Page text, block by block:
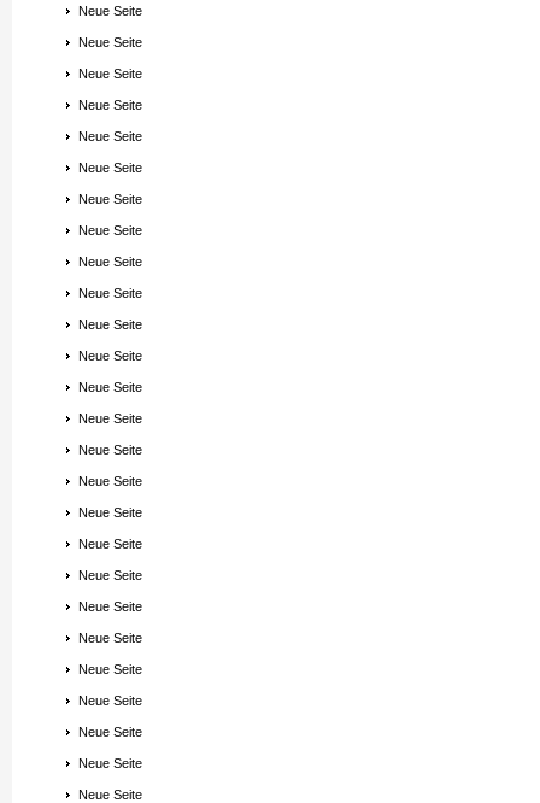
Neue Seite
Neue Seite
Neue Seite
Neue Seite
Neue Seite
Neue Seite
Neue Seite
Neue Seite
Neue Seite
Neue Seite
Neue Seite
Neue Seite
Neue Seite
Neue Seite
Neue Seite
Neue Seite
Neue Seite
Neue Seite
Neue Seite
Neue Seite
Neue Seite
Neue Seite
Neue Seite
Neue Seite
Neue Seite
Neue Seite